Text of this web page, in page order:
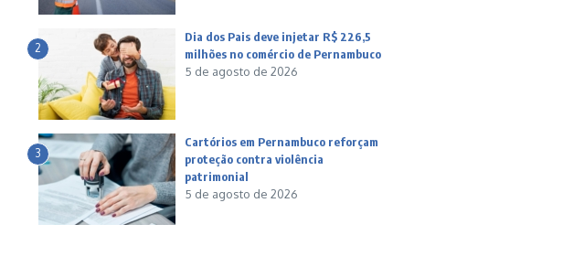
2
Dia dos Pais deve injetar R$ 226,5
milhões no comércio de Pernambuco
5 de agosto de 2026
3
Cartórios em Pernambuco reforçam
proteção contra violência
patrimonial
5 de agosto de 2026